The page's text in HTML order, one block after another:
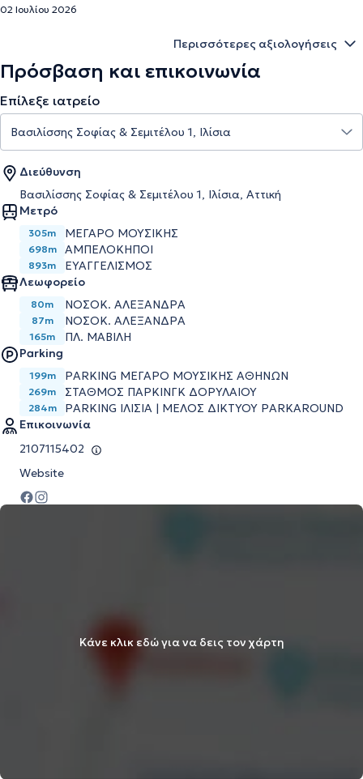
02 Ιουλίου 2026
Περισσότερες αξιολογήσεις
Πρόσβαση και επικοινωνία
Επίλεξε ιατρείο
Διεύθυνση
Βασιλίσσης Σοφίας & Σεμιτέλου 1, Ιλίσια, Αττική
Μετρό
305m ΜΕΓΑΡΟ ΜΟΥΣΙΚΗΣ
698m ΑΜΠΕΛΟΚΗΠΟΙ
893m
ΕΥΑΓΓΕΛΙΣΜΟΣ
Λεωφορείο
80m ΝΟΣΟΚ. ΑΛΕΞΑΝΔΡΑ
87m ΝΟΣΟΚ. ΑΛΕΞΑΝΔΡΑ
165m
ΠΛ. ΜΑΒΙΛΗ
Parking
199m PARKING ΜΕΓΑΡΟ ΜΟΥΣΙΚΗΣ ΑΘΗΝΩΝ
269m ΣΤΑΘΜΟΣ ΠΑΡΚΙΝΓΚ ΔΟΡΥΛΑΙΟΥ
284m
PARKING ΙΛΙΣΙΑ | ΜΕΛΟΣ ΔΙΚΤΥΟΥ PARKAROUND
Επικοινωνία
2107115402
Website
Κάνε κλικ εδώ για να δεις τον χάρτη